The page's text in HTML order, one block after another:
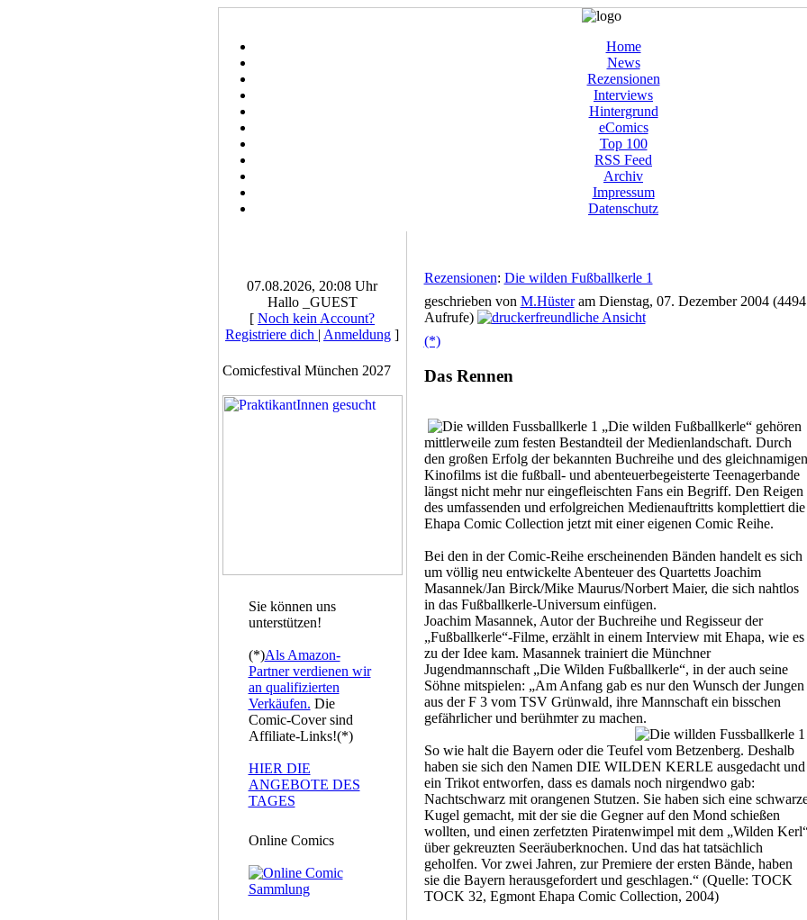
Home
News
Rezensionen
Interviews
Hintergrund
eComics
Top 100
RSS Feed
Archiv
Impressum
Datenschutz
07.08.2026, 20:08 Uhr
Hallo _GUEST
[ Noch kein Account?
Registriere dich | Anmeldung ]
Comicfestival München 2027
Sie können uns
unterstützen!
(*)Als Amazon-
Partner verdienen wir
an qualifizierten
Verkäufen. Die
Comic-Cover sind
Affiliate-Links!(*)
HIER DIE
ANGEBOTE DES
TAGES
Online Comics
Rezensionen: Die wilden Fußballkerle 1
geschrieben von M.Hüsteram Dienstag, 07. Dezember 2004 (4494
Aufrufe)
(*)
Das Rennen
„Die wilden Fußballkerle“ gehören
mittlerweile zum festen Bestandteil der Medienlandschaft. Durch
den großen Erfolg der bekannten Buchreihe und des gleichnamigen
Kinofilms ist die fußball- und abenteuerbegeisterte Teenagerbande
längst nicht mehr nur eingefleischten Fans ein Begriff. Den Reigen
des umfassenden und erfolgreichen Medienauftritts komplettiert die
Ehapa Comic Collection jetzt mit einer eigenen Comic Reihe.
Bei den in der Comic-Reihe erscheinenden Bänden handelt es sich
um völlig neu entwickelte Abenteuer des Quartetts Joachim
Masannek/Jan Birck/Mike Maurus/Norbert Maier, die sich nahtlos
in das Fußballkerle-Universum einfügen.
Joachim Masannek, Autor der Buchreihe und Regisseur der
„Fußballkerle“-Filme, erzählt in einem Interview mit Ehapa, wie es
zu der Idee kam. Masannek trainiert die Münchner
Jugendmannschaft „Die Wilden Fußballkerle“, in der auch seine
Söhne mitspielen: „Am Anfang gab es nur den Wunsch der Jungen
aus der F 3 vom TSV Grünwald, ihre Mannschaft ein bisschen
gefährlicher und berühmter zu machen.
So wie halt die Bayern oder die Teufel vom Betzenberg. Deshalb
haben sie sich den Namen DIE WILDEN KERLE ausgedacht und
ein Trikot entworfen, dass es damals noch nirgendwo gab:
Nachtschwarz mit orangenen Stutzen. Sie haben sich eine
Kugel gemacht, mit der sie die Gegner auf den Mond schießen
wollten, und einen zerfetzten Piratenwimpel mit dem „Wilden
über gekreuzten Seeräuberknochen. Und das hat tatsächlich
geholfen. Vor zwei Jahren, zur Premiere der ersten Bände, haben
sie die Bayern herausgefordert und geschlagen.“ (Quelle: TOCK
TOCK 32, Egmont Ehapa Comic Collection, 2004)